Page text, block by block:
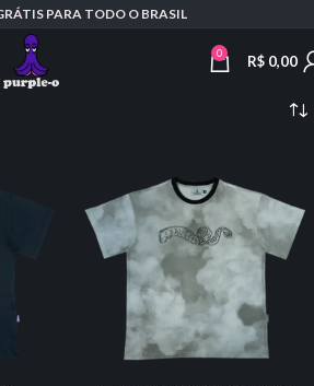
PARA TODO O BRASIL
0 R$0,00